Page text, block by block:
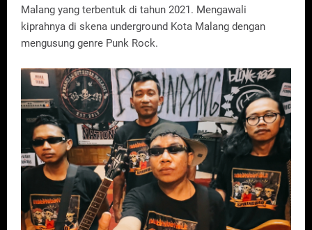
Malang yang terbentuk di tahun 2021. Mengawali
kiprahnya di skena underground Kota Malang dengan
mengusung genre Punk Rock.